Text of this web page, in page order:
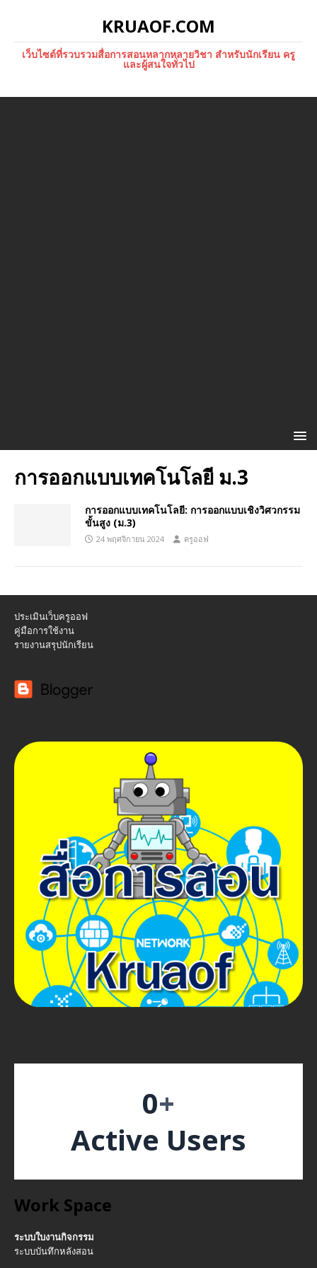
KRUAOF.COM
เว็บไซต์ที่รวบรวมสื่อการสอนหลากหลายวิชา สำหรับนักเรียน ครู
และผู้สนใจทั่วไป
การออกแบบเทคโนโลยี ม.3
การออกแบบเทคโนโลยี: การออกแบบเชิงวิศวกรรม
ขั้นสูง (ม.3)
24 พฤศจิกายน 2024 ครูออฟ
ประเมินเว็บครูออฟ
คู่มือการใช้งาน
รายงานสรุปนักเรียน
0+
Active Users
Work Space
ระบบใบงานกิจกรรม
ระบบบันทึกหลังสอน